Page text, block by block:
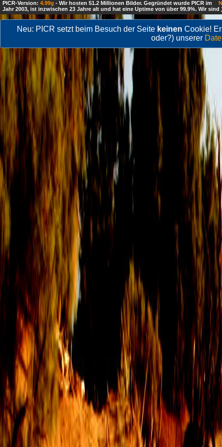
PICR-Version: 4.99g - Wir hosten 51.2 Millionen Bilder. Gegründet wurde PICR im
Jahr 2003, ist inzwischen 23 Jahre alt und hat eine Uptime von über 99.9%. Wir sind
Neu: PICR setzt beim Besuch der Seite keinen Cookie!
oder?) unserer